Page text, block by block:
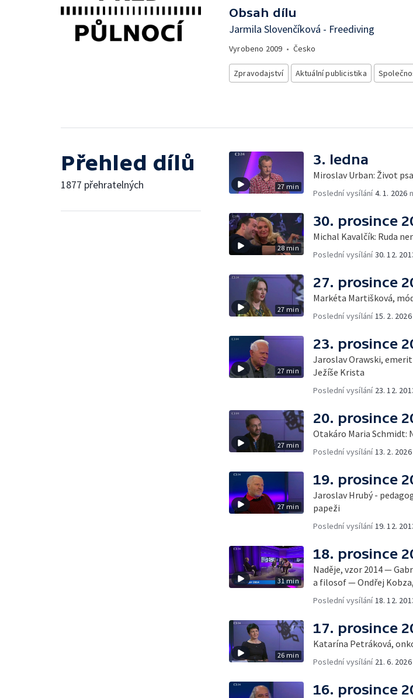
Obsah dílu
Jarmila Slovenčíková - Freediving
Vyrobeno 2009 • Česko
Zpravodajství Aktuální publicistika
Přehled dílů
1877 přehratelných 27 min
3. ledna
Miroslav Urban: Život
Poslední vysílání4. 1. 2026
28 min
30. prosince
Michal Kavalčík: Ruda
Poslední vysílání30. 12.
27 min
27. prosince
Markéta Martišková,
Poslední vysílání 15. 2. 2026
27 min
23. prosince
Jaroslav Orawski,
Ježíše Krista
Poslední vysílání 23. 12.
27 min
20. prosince
Otakáro Maria Schmidt:
Poslední vysílání 13. 2. 2026
27 min
19. prosince
Jaroslav Hrubý -
papeži
Poslední vysílání 19. 12.
31 min
18. prosince
Naděje, vzor 2014 —
a filosof — Ondřej
Poslední vysílání 18. 12.
26 min
17. prosince
Katarína Petráková,
Poslední vysílání 21. 6. 2026
16. prosince